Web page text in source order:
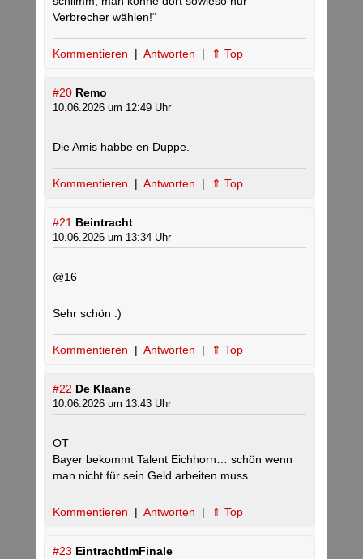
Verbrecher wählen!“
Kommentieren | Antworten | ⇑ Top
#20 Remo
10.06.2026 um 12:49 Uhr
Die Amis habbe en Duppe.
Kommentieren | Antworten | ⇑ Top
#21 Beintracht
10.06.2026 um 13:34 Uhr
@16
Sehr schön :)
Kommentieren | Antworten | ⇑ Top
#22 De Klaane
10.06.2026 um 13:43 Uhr
OT
Bayer bekommt Talent Eichhorn… schön wenn
man nicht für sein Geld arbeiten muss.
Kommentieren | Antworten | ⇑ Top
#23 EintrachtImFinale